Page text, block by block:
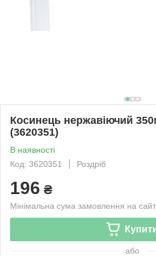
Косинець нержавіючий
(3620351)
В наявності
Код: 3620351
Роздріб
196 ₴
Мінімальна сума замовлення на
або